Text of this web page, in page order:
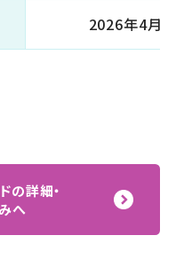
2026年4月末
の詳細・
へ